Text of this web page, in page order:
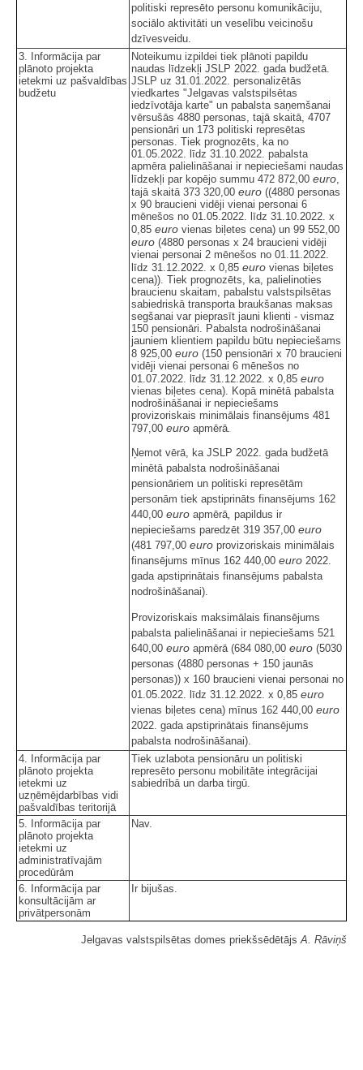
politiski represēto personu komunikāciju,
sociālo aktivitāti un veselību veicinošu
dzīvesveidu.
3. Informācija par
plānoto projekta
ietekmi uz pašvaldības
budžetu
Noteikumu izpildei tiek plānoti papildu
naudas līdzekļi JSLP 2022. gada budžetā.
JSLP uz 31.01.2022. personalizētās
viedkartes "Jelgavas valstspilsētas
iedzīvotāja karte" un pabalsta saņemšanai
vērsušās 4880 personas, tajā skaitā, 4707
pensionāri un 173 politiski represētas
personas. Tiek prognozēts, ka no
01.05.2022. līdz 31.10.2022. pabalsta
apmēra palielināšanai ir nepieciešami naudas
līdzekļi par kopējo summu 472 872,00 euro
tajā skaitā 373 320,00 euro ((4880 personas
x 90 braucieni vidēji vienai personai 6
mēnešos no 01.05.2022. līdz 31.10.2022. x
0,85 euro vienas biļetes cena) un 99 552,00
euro (4880 personas x 24 braucieni vidēji
vienai personai 2 mēnešos no 01.11.2022.
līdz 31.12.2022. x 0,85 euro vienas biļetes
cena)). Tiek prognozēts, ka, palielinoties
braucienu skaitam, pabalstu valstspilsētas
sabiedriskā transporta braukšanas maksas
segšanai var pieprasīt jauni klienti - vismaz
150 pensionāri. Pabalsta nodrošināšanai
jauniem klientiem papildu būtu nepieciešams
8 925,00 euro (150 pensionāri x 70 braucieni
vidēji vienai personai 6 mēnešos no
01.07.2022. līdz 31.12.2022. x 0,85 euro
vienas biļetes cena). Kopā minētā pabalsta
nodrošināšanai ir nepieciešams
provizoriskais minimālais finansējums 481
797,00 euro apmērā
Ņemot vērā, ka JSLP 2022. gada budžetā
minētā pabalsta nodrošināšanai
pensionāriem un politiski represētām
personām tiek apstiprināts finansējums 162
440,00 euro apmērā papildus ir
nepieciešams paredzēt 319 357,00 euro
(481 797,00 euro provizoriskais minimālais
finansējums mīnus 162 440,00 euro 2022.
gada apstiprinātais finansējums pabalsta
nodrošināšanai).
Provizoriskais maksimālais finansējums
pabalsta palielināšanai ir nepieciešams 521
640,00 euro apmērā (684 080,00 euro (5030
personas (4880 personas + 150 jaunās
personas)) x 160 braucieni vienai personai no
01.05.2022. līdz 31.12.2022. x 0,85 euro
vienas biļetes cena) mīnus 162 440,00 euro
2022. gada apstiprinātais finansējums
pabalsta nodrošināšanai).
4. Informācija par
plānoto projekta
ietekmi uz
uzņēmējdarbības vidi
pašvaldības teritorijā
Tiek uzlabota pensionāru un politiski
represēto personu mobilitāte integrācijai
sabiedrībā un darba tirgū.
5. Informācija par
plānoto projekta
ietekmi uz
administratīvajām
procedūrām
Nav.
6. Informācija par
konsultācijām ar
privātpersonām
Ir bijušas.
Jelgavas valstspilsētas domes priekšsēdētājs A. Rāviņš